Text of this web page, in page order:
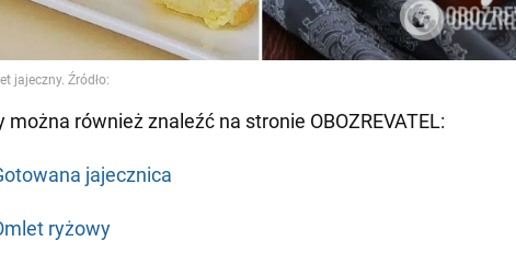
można również znaleźć na stronie OBOZREVATEL:
jajecznica
ryżowy